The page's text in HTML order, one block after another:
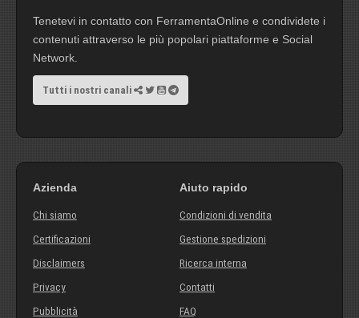
Tenetevi in contatto con FerramentaOnline e condividete i
contenuti attraverso le più popolari piattaforme e Social
Network.
Tutti i nostri canali
Azienda
Chi siamo
Certificazioni
Disclaimers
Privacy
Pubblicità
Aiuto rapido
Condizioni di vendita
Gestione spedizioni
Ricerca interna
Contatti
FAQ